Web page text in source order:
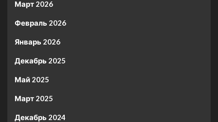
Март 2026
Февраль 2026
Январь 2026
Декабрь 2025
Май 2025
Март 2025
Декабрь 2024